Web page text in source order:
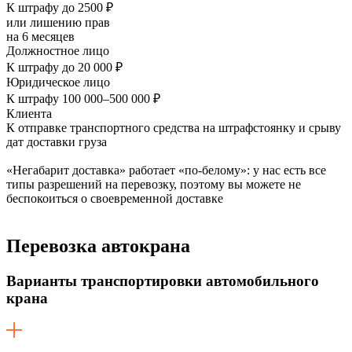
К штрафу до 2500 ₽
или лишению прав
на 6 месяцев
Должностное лицо
К штрафу до 20 000 ₽
Юридическое лицо
К штрафу 100 000–500 000 ₽
Клиента
К отправке транспортного средства на штрафстоянку и срыву
дат доставки груза
«Негабарит доставка» работает «по-белому»: у нас есть все
типы разрешений на перевозку, поэтому вы можете не
беспокоиться о своевременной доставке
Перевозка автокрана
Варианты транспортировки автомобильного
крана